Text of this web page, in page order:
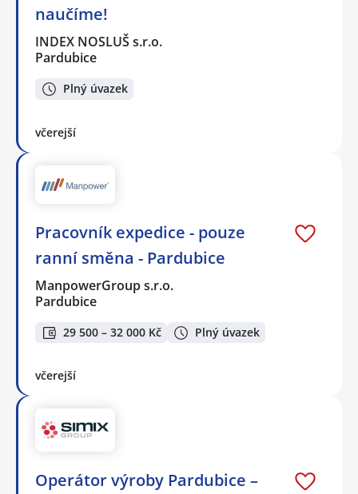
naučíme!
INDEX NOSLUŠ s.r.o.
Pardubice
Plný úvazek
včerejší
Pracovník expedice - pouze
ranní směna - Pardubice
ManpowerGroup s.r.o.
Pardubice
29 500 – 32 000 Kč Plný úvazek
včerejší
Operátor výroby Pardubice –